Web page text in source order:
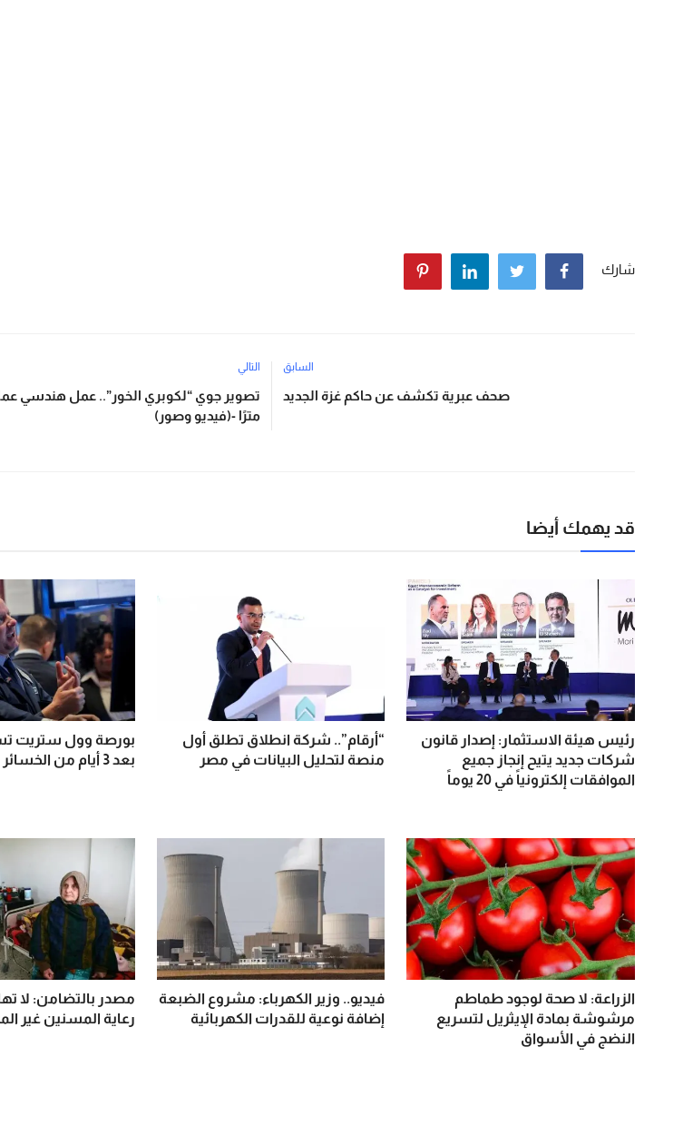
شارك
السابق
صحف عبرية تكشف عن حاكم غزة الجديد
التالي
مترًا -(فيديو وصور)
قد يهمك أيضا
رئيس هيئة الاستثمار: إصدار قانون
شركات جديد يتيح إنجاز جميع
الموافقات إلكترونياً في 20 يوماً
“أرقام”.. شركة انطلاق تطلق أول
منصة لتحليل البيانات في مصر
بورصة وول ستريت
بعد 3 أيام من الخسائر المتتالية
الزراعة: لا صحة لوجود طماطم
مرشوشة بمادة الإيثريل لتسريع
النضج في الأسواق
فيديو.. وزير الكهرباء: مشروع الضبعة
إضافة نوعية للقدرات الكهربائية
مصدر بالتضامن: لا
رعاية المسنين غير